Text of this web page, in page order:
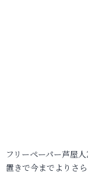
フリーペーパー芦屋
置きで今までよりさ